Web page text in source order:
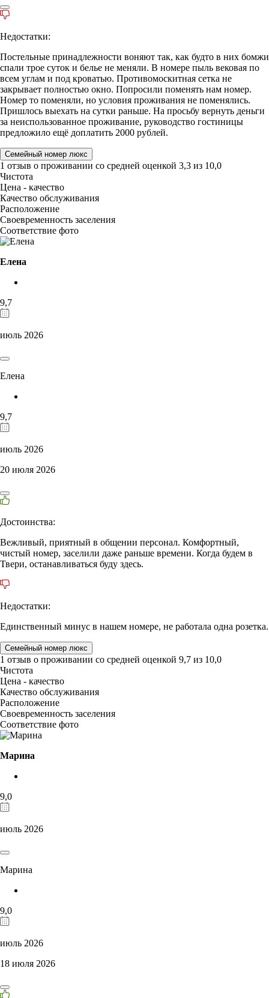
Недостатки:
Постельные принадлежности воняют так, как будто в них бомжи
спали трое суток и белье не меняли. В номере пыль вековая по
всем углам и под кроватью. Противомоскитная сетка не
закрывает полностью окно. Попросили поменять нам номер.
Номер то поменяли, но условия проживания не поменялись.
Пришлось выехать на сутки раньше. На просьбу вернуть деньги
за неиспользованное проживание, руководство гостиницы
предложило ещё доплатить 2000 рублей.
Семейный номер люкс
1 отзыв о проживании со средней оценкой 3,3 из 10,0
Чистота
Цена - качество
Качество обслуживания
Расположение
Своевременность заселения
Соответствие фото
Елена
9,7
июль 2026
Елена
9,7
июль 2026
20 июля 2026
Достоинства:
Вежливый, приятный в общении персонал. Комфортный,
чистый номер, заселили даже раньше времени. Когда будем в
Твери, останавливаться буду здесь.
Недостатки:
Единственный минус в нашем номере, не работала одна розетка.
Семейный номер люкс
1 отзыв о проживании со средней оценкой 9,7 из 10,0
Чистота
Цена - качество
Качество обслуживания
Расположение
Своевременность заселения
Соответствие фото
Марина
9,0
июль 2026
Марина
9,0
июль 2026
18 июля 2026